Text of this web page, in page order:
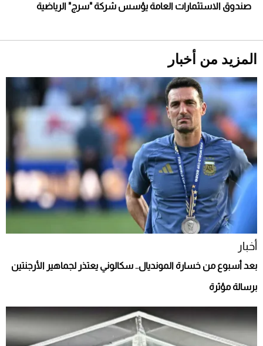
أحذية Mary Jane: ترف وأناقة للرجال
صندوق الاستثمارات العامة يؤسس شركة "سرج" الرياضية
المزيد من أخبار
أخبار
بعد أسبوع من خسارة المونديال.. سكالوني يعتذر لجماهير الأرجنتين
برسالة مؤثرة